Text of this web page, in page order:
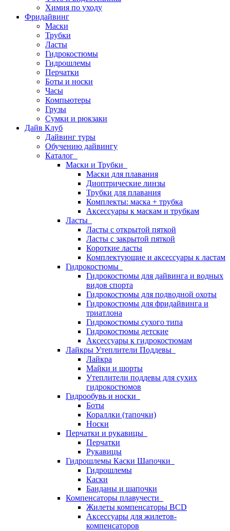
Химия по уходу
Фридайвинг
Маски
Трубки
Ласты
Гидрокостюмы
Гидрошлемы
Перчатки
Боты и носки
Часы
Компьютеры
Грузы
Сумки и рюкзаки
Дайв Клуб
Дайвинг туры
Обучению дайвингу
Каталог
Маски и Трубки
Маски для плавания
Диоптрические линзы
Трубки для плавания
Комплекты: маска + трубка
Аксессуары к маскам и трубкам
Ласты
Ласты с открытой пяткой
Ласты с закрытой пяткой
Короткие ласты
Комплектующие и аксессуары к ластам
Гидрокостюмы
Гидрокостюмы для дайвинга и водных
видов спорта
Гидрокостюмы для подводной охоты
Гидрокостюмы для фридайвинга и
триатлона
Гидрокостюмы сухого типа
Гидрокостюмы детские
Аксессуары к гидрокостюмам
Лайкры Утеплители Поддевы
Лайкра
Майки и шорты
Утеплители поддевы для сухих
гидрокостюмов
Гидрообувь и носки
Боты
Кораллки (тапочки)
Носки
Перчатки и рукавицы
Перчатки
Рукавицы
Гидрошлемы Каски Шапочки
Гидрошлемы
Каски
Банданы и шапочки
Компенсаторы плавучести
Жилеты компенсаторы BCD
Аксессуары для жилетов-
компенсаторов